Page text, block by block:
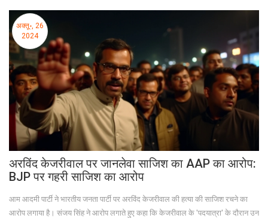
अक्तू॰, 26
2024
अरविंद केजरीवाल पर जानलेवा साजिश का AAP का आरोप:
BJP पर गहरी साजिश का आरोप
आम आदमी पार्टी ने भारतीय जनता पार्टी पर अरविंद केजरीवाल की हत्या की साजिश रचने का
आरोप लगाया है। संजय सिंह ने आरोप लगाते हुए कहा कि केजरीवाल के 'पदयात्रा' के दौरान उन